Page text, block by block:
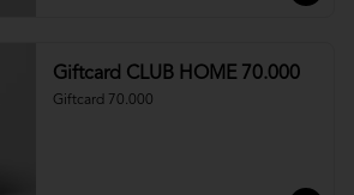
Giftcard CLUB HOME 70.000
Giftcard 70.000